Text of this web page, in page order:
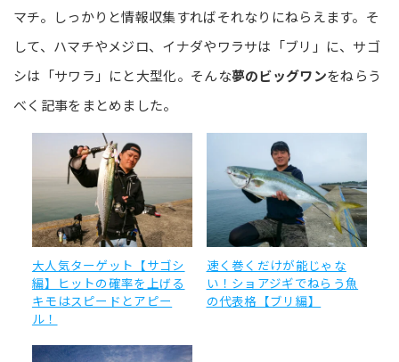
マチ。しっかりと情報収集すればそれなりにねらえます。そ
して、ハマチやメジロ、イナダやワラサは「ブリ」に、サゴ
シは「サワラ」にと大型化。そんな夢のビッグワンをねらう
べく記事をまとめました。
大人気ターゲット【サゴシ
編】ヒットの確率を上げる
キモはスピードとアピー
ル！
速く巻くだけが能じゃな
い！ショアジギでねらう魚
の代表格【ブリ編】